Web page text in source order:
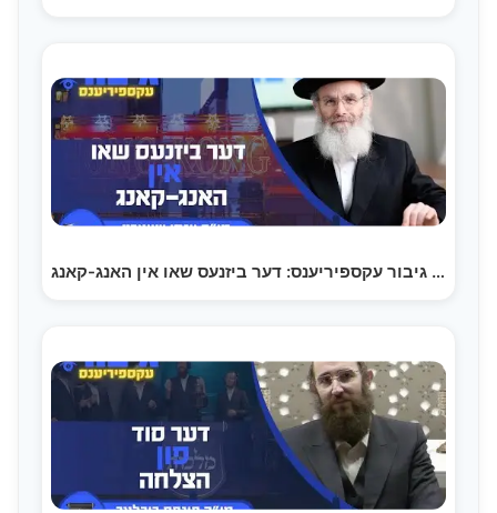
גיבור עקספיריענס: דער ביזנעס שאו אין האנג-קאנג |…